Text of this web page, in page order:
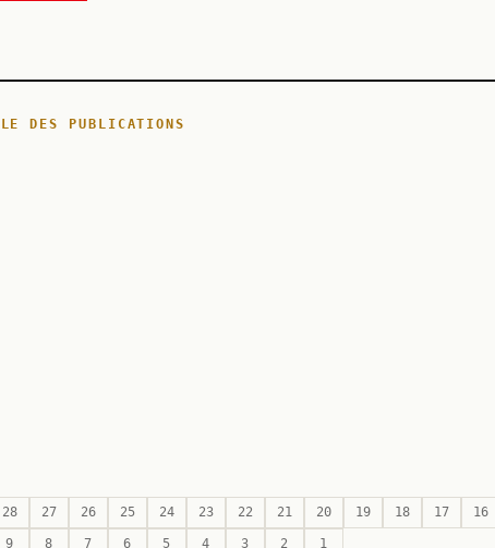
DES PUBLICATIONS
28 27 26 25 24 23 22 21 20 19 18 17 16
9 8 7 6 5 4 3 2 1